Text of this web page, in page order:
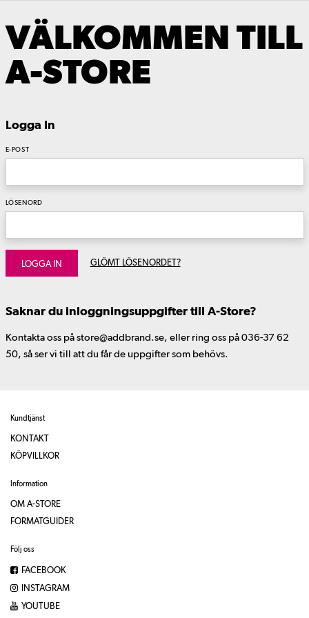
VÄLKOMMEN TILL
A-STORE
Logga In
E-POST
LÖSENORD
LOGGA IN GLÖMT LÖSENORDET?
Saknar du inloggningsuppgifter till A-Store?
Kontakta oss på store@addbrand.se, eller ring oss på 036-37 62
50, så ser vi till att du får de uppgifter som behövs.
Kundtjänst
KONTAKT
KÖPVILLKOR
Information
OM A-STORE
FORMATGUIDER
Följ oss
FACEBOOK
INSTAGRAM
YOUTUBE